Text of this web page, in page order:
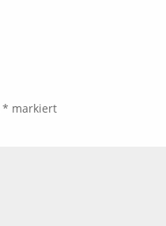
* markiert